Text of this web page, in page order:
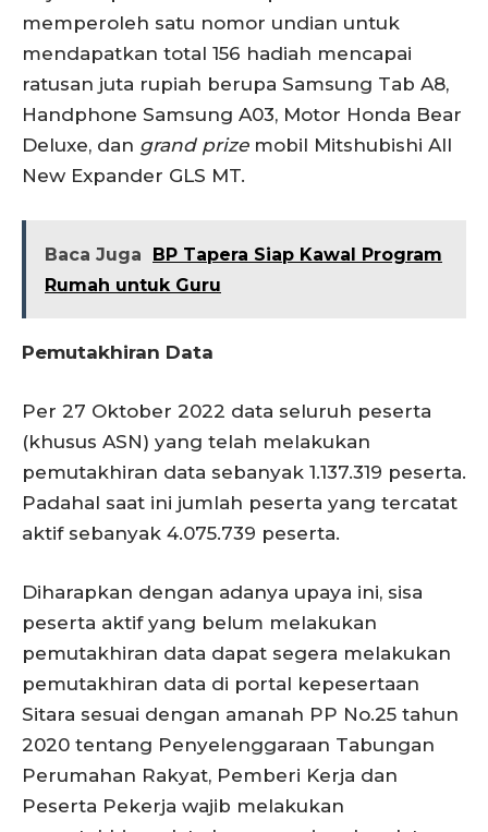
memperoleh satu nomor undian untuk
mendapatkan total 156 hadiah mencapai
ratusan juta rupiah berupa Samsung Tab A8,
Handphone Samsung A03, Motor Honda Bear
Deluxe, dan grand prizemobil Mitshubishi All
New Expander GLS MT.
Baca Juga
BP Tapera Siap Kawal Program
Rumah untuk Guru
Pemutakhiran Data
Per 27 Oktober 2022 data seluruh peserta
(khusus ASN) yang telah melakukan
pemutakhiran data sebanyak 1.137.319 peserta.
Padahal saat ini jumlah peserta yang tercatat
aktif sebanyak 4.075.739 peserta.
Diharapkan dengan adanya upaya ini, sisa
peserta aktif yang belum melakukan
pemutakhiran data dapat segera melakukan
pemutakhiran data di portal kepesertaan
Sitara sesuai dengan amanah PP No.25 tahun
2020 tentang Penyelenggaraan Tabungan
Perumahan Rakyat, Pemberi Kerja dan
Peserta Pekerja wajib melakukan